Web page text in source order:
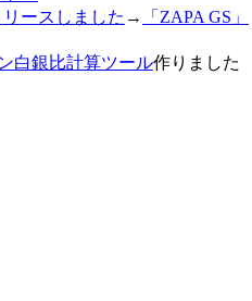
ースしました →
「ZAPA GS」
白銀比計算ツール作りました